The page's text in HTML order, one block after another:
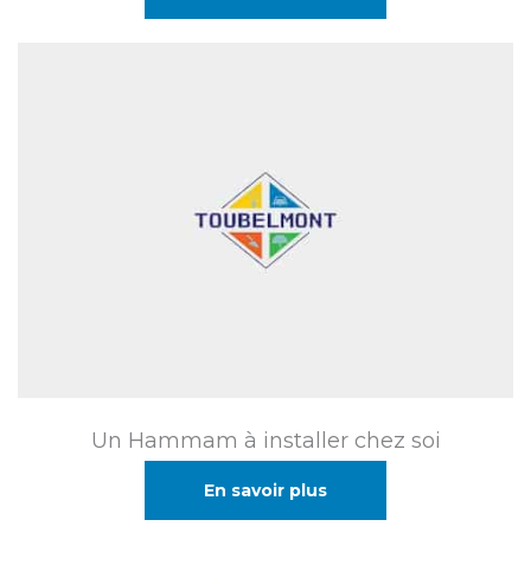
Un Hammam à installer chez soi
En savoir plus